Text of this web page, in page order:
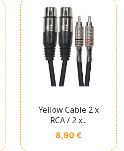
Yellow Cable 2 x
RCA / 2 x...
Prix
8,90 €